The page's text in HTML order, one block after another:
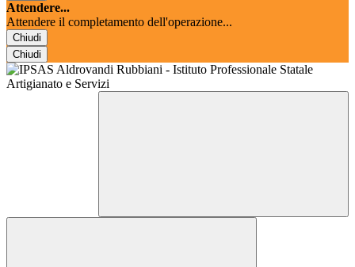
Attendere...
Attendere il completamento dell'operazione...
Chiudi
Chiudi